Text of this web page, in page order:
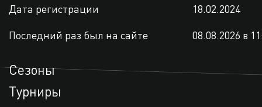
Дата регистрации
18.02.2024
Последний раз был на сайте
08.08.2026 в
Сезоны
Турниры